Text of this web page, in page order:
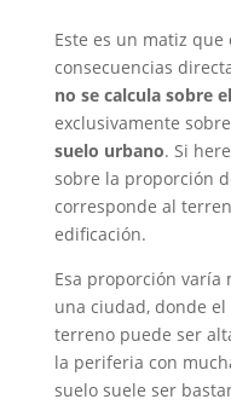
Este es un matiz
consecuencias
no se calcula sobre
exclusivamente
suelo urbano. Si
sobre la proporción
corresponde al
edificación.
Esa proporción varía
una ciudad, donde
terreno puede ser
la periferia con
suelo suele ser